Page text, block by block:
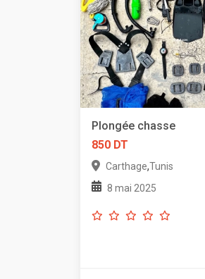
Plongée chasse
850 DT
Carthage,Tunis
8 mai 2025